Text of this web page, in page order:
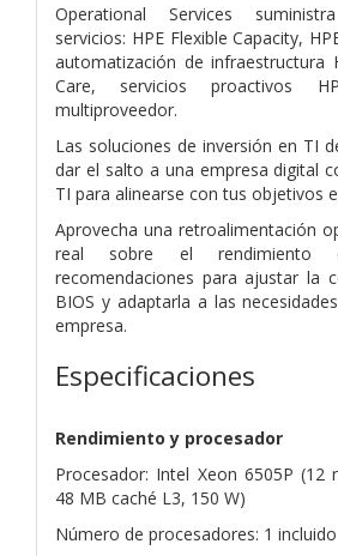
Operational Services
servicios: HPE Flexible Capacity,
automatización de infraestructura
Care, servicios proactivos
multiproveedor.
Las soluciones de inversión en TI
dar el salto a una empresa digital
TI para alinearse con tus objetivos
Aprovecha una retroalimentación
real sobre el rendimiento
recomendaciones para ajustar la
BIOS y adaptarla a las
empresa.
Especificaciones
Rendimiento y procesador
Procesador: Intel Xeon 6505P (12
48 MB caché L3, 150 W)
Número de procesadores: 1 incluido